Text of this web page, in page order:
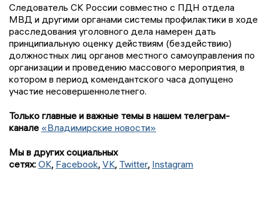
Следователь СК России совместно с ПДН отдела
МВД и другими органами системы профилактики в ходе
расследования уголовного дела намерен дать
принципиальную оценку действиям (бездействию)
должностных лиц органов местного самоуправления по
организации и проведению массового мероприятия, в
котором в период комендантского часа допущено
участие несовершеннолетнего.
Только главные и важные темы в нашем телеграм-
канале «Владимирские новости»
Мы в других социальных
сетях: OK, Facebook, VK, Twitter, Instagram